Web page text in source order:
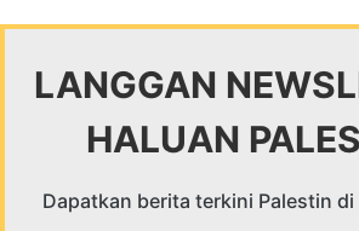
LANGGAN
HALUAN
Dapatkan berita terkini Palestin di